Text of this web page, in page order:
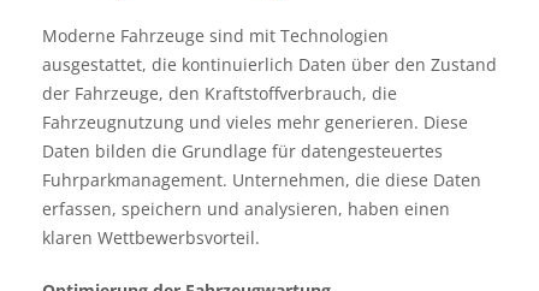
Moderne Fahrzeuge sind mit Technologien
ausgestattet, die kontinuierlich Daten über den Zustand
der Fahrzeuge, den Kraftstoffverbrauch, die
Fahrzeugnutzung und vieles mehr generieren. Diese
Daten bilden die Grundlage für datengesteuertes
Fuhrparkmanagement. Unternehmen, die diese Daten
erfassen, speichern und analysieren, haben einen
klaren Wettbewerbsvorteil.